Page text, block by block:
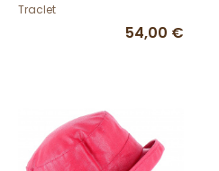
Traclet
54,00 €